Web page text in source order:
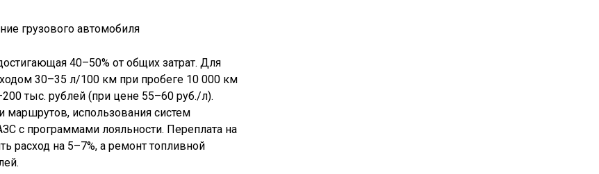
40–50% от общих затрат. Для
30–35 л/100 км при пробеге 10 000 км
тыс. рублей (при цене 55–60 руб./л).
использования систем
с программами лояльности. Переплата на
расход на 5–7%, а ремонт топливной